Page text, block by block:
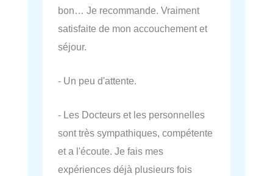
bon… Je recommande. Vraiment
satisfaite de mon accouchement et
séjour.
- Un peu d'attente.
- Les Docteurs et les personnelles
sont très sympathiques, compétente
et a l'écoute. Je fais mes
expériences déjà plusieurs fois